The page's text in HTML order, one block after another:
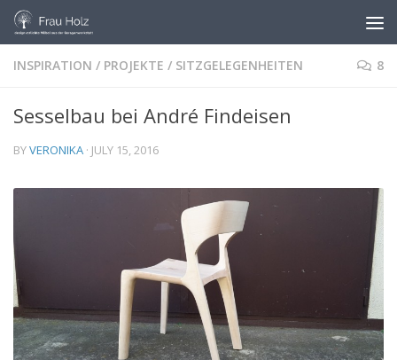
Skip to content
INSPIRATION / PROJEKTE / SITZGELEGENHEITEN 8
Sesselbau bei André Findeisen
BYVERONIKA · JULY 15, 2016